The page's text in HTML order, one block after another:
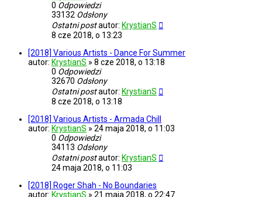
0 Odpowiedzi
33132 Odsłony
Ostatni postautor: KrystianS
8 cze 2018, o 13:23
[2018] Various Artists - Dance For Summer
autor: KrystianS » 8 cze 2018, o 13:18
0 Odpowiedzi
32670 Odsłony
Ostatni postautor: KrystianS
8 cze 2018, o 13:18
[2018] Various Artists - Armada Chill
autor: KrystianS » 24 maja 2018, o 11:03
0 Odpowiedzi
34113 Odsłony
Ostatni postautor: KrystianS
24 maja 2018, o 11:03
[2018] Roger Shah - No Boundaries
autor: KrystianS » 21 maja 2018, o 22:47